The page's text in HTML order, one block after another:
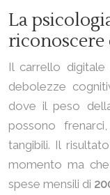
La
Il carrello
debolezze
dove il peso
possono
tangibili. Il
momento ma
spese mensili di